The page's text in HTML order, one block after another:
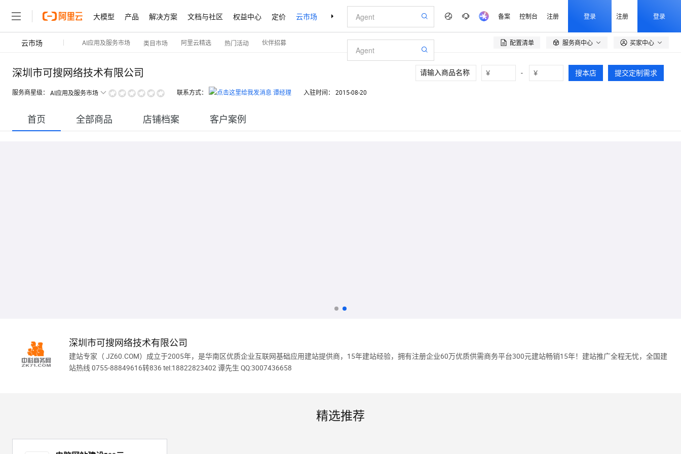
大模型 产品 解决方案 文档与社区 权益中心 定价 云市场 合作伙伴 支持与服务 了解阿里云 备案 控制台 注册 登录 注册 登录
云市场 AI应用及服务市场 类目市场 阿里云精选 热门活动 伙伴招募 配置清单  服务商中心 买家中心
深圳市可搜网络技术有限公司
服务商星级： AI应用及服务市场 联系方式： 谭经理 入驻时间： 2015-08-20
¥ - ¥ 搜本店 提交定制需求
首页 全部商品 店铺档案 客户案例
深圳市可搜网络技术有限公司
建站专家（ JZ60.COM）成立于2005年，是华南区优质企业互联网基础应用建站提供商，15年建站经验，拥有注册企业60万优质供需商务平台300元建站畅销15年！建站推广全程无忧，全国建
站热线 0755-88849616转836 tel:18822823402 谭先生 QQ:3007436658
精选推荐